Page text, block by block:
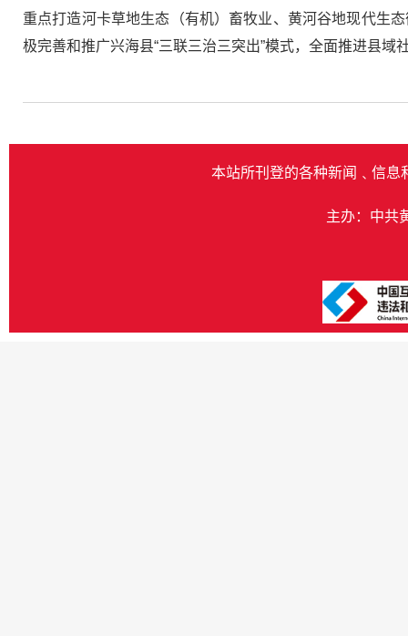
重点打造河卡草地生态（有机）畜牧业、黄河谷地现代生
极完善和推广兴海县“三联三治三突出”模式，全面推进县
本站所刊登的各种新闻﹑信息
主办：中共